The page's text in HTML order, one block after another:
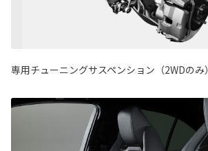
専用チューニングサスペンション（2WDのみ）